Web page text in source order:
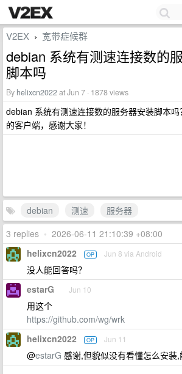
V2EX › 宽带症候群
debian 系统有测速连接数的
脚本吗
By helixcn2022at Jun 7 · 1878 views
debian 系统有测速连接数的服务器安装脚本
的客户端，感谢大家！
debian 测速
服务器
3 replies • 2026-06-11 21:10:39 +08:00
helixcn2022 OP Jun 8 via Android
没人能回答吗？
estarG Jun 10
用这个
https://github.com/wg/wrk
helixcn2022 OP Jun 11
@estarG 感谢,但貌似没有看懂怎么安装